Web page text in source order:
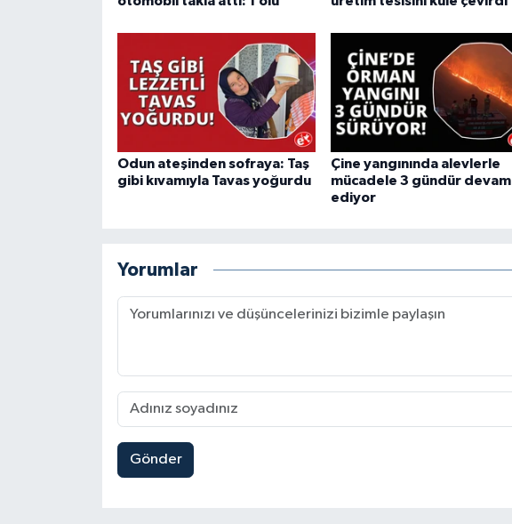
Odun ateşinden sofraya: Taş
gibi kıvamıyla Tavas yoğurdu
Çine yangınında alevlerle
mücadele 3 gündür devam
ediyor
Yorumlar
Gönder